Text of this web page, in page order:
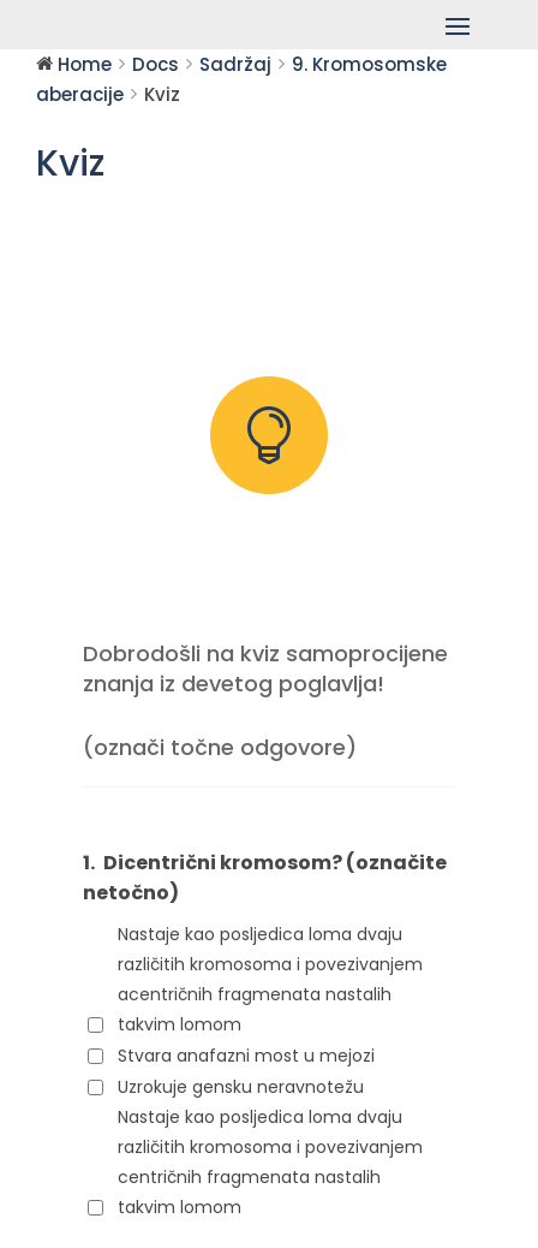
Home Docs Sadržaj
9. Kromosomske
aberacije
Kviz
Kviz

Dobrodošli na kviz samoprocijene
znanja iz devetog poglavlja!
(označi točne odgovore)
1. Dicentrični kromosom? (označite
netočno)
Nastaje kao posljedica loma dvaju
različitih kromosoma i povezivanjem
acentričnih fragmenata nastalih
takvim lomom
Stvara anafazni most u mejozi
Uzrokuje gensku neravnotežu
Nastaje kao posljedica loma dvaju
različitih kromosoma i povezivanjem
centričnih fragmenata nastalih
takvim lomom